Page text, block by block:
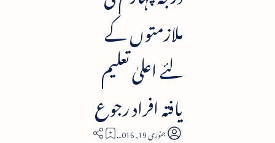
ملازمتوں کے
لئے اعلیٰ تعلیم
یافتہ افراد رجوع
2